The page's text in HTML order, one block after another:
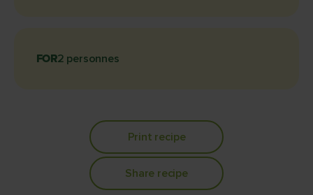
FOR2 personnes
Print recipe
Share recipe